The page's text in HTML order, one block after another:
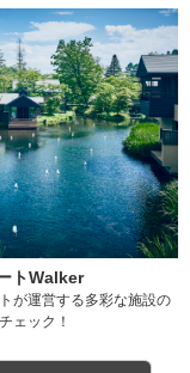
トWalker
が運営する多彩な施設の
ェック！